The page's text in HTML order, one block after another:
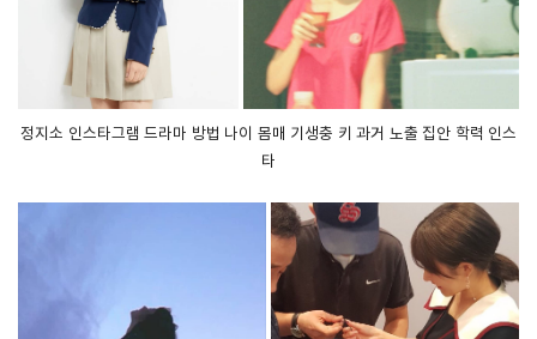
정지소 인스타그램 드라마 방법 나이 몸매 기생충 키 과거 노출 집안 학력 인스
타